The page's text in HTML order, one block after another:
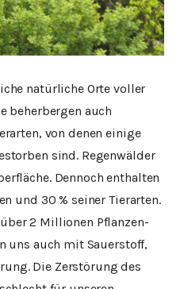
natürliche Orte voller
beherbergen auch
von denen einige
sind. Regenwälder
Dennoch enthalten
und 30 % seiner Tierarten.
2 Millionen Pflanzen-
uns auch mit Sauerstoff,
Die Zerstörung des